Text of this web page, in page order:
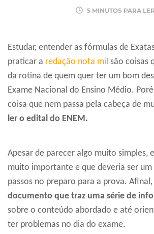
5 MINUTOS PARA LER
Estudar, entender as fórmulas de
praticar a redação nota mil são coisas
da rotina de quem quer ter um bom
Exame Nacional do Ensino Médio.
coisa que nem passa pela cabeça de
ler o edital do ENEM.
Apesar de parecer algo muito simples,
muito importante e que deveria ser
passos no preparo para a prova. Afinal,
documento que traz uma série de
sobre o conteúdo abordado e até
ter problemas no dia do exame.